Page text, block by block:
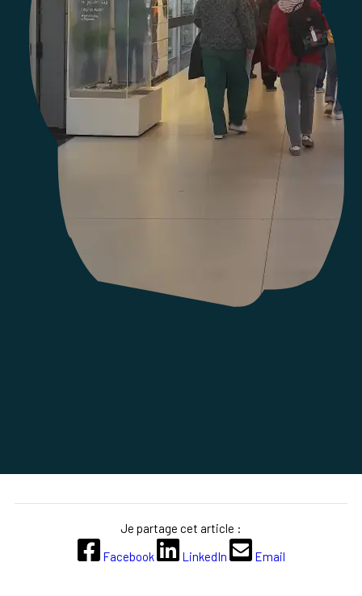
Je partage cet article :
Facebook
LinkedIn Email